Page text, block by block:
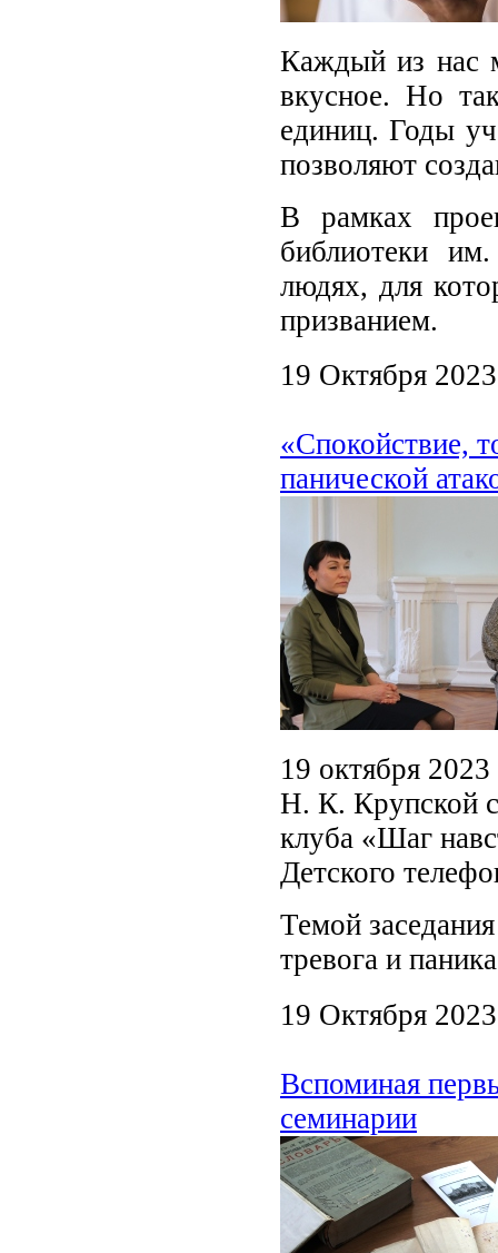
Каждый из нас
вкусное. Но
единиц. Годы
позволяют
В рамках
библиотеки
людях, для
призванием.
19 Октября 2023
«Спокойствие,
панической
19 октября
Н. К. Крупской
клуба «Шаг
Детского
Темой
тревога и
19 Октября 2023
Вспоминая
семинарии